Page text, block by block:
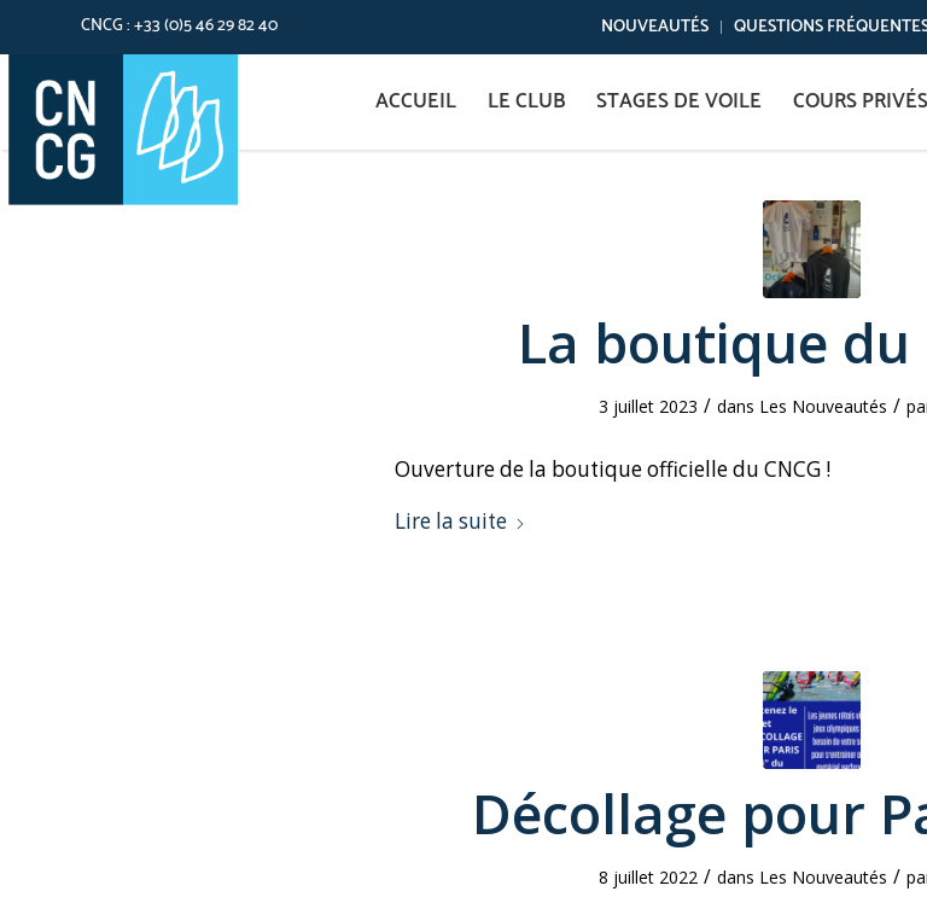
NOUVEAUTÉS QUESTIONS
CNCG : +33 (0)5 46 29 82 40
ACCUEIL LE CLUB STAGES DE VOILE COURS PRIVÉS
La boutique du
3 juillet 2023 / dans Les Nouveautés /
Ouverture de la boutique officielle du CNCG !
Lire la suite
Décollage pour
8 juillet 2022 / dans Les Nouveautés /